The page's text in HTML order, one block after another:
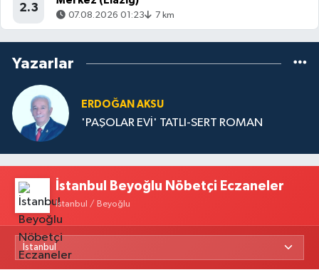
2.3
07.08.2026 01:23 7 km
Yazarlar
ERDOĞAN AKSU
'PAŞOLAR EVİ' TATLI-SERT ROMAN
İstanbul Beyoğlu Nöbetçi Eczaneler
İstanbul / Beyoğlu